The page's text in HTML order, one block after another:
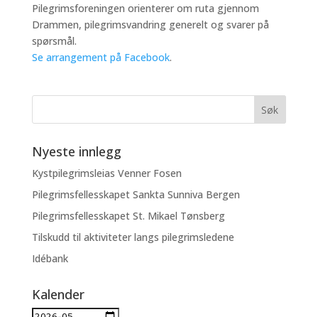
Pilegrimsforeningen orienterer om ruta gjennom
Drammen, pilegrimsvandring generelt og svarer på
spørsmål.
Se arrangement på Facebook.
Nyeste innlegg
Kystpilegrimsleias Venner Fosen
Pilegrimsfellesskapet Sankta Sunniva Bergen
Pilegrimsfellesskapet St. Mikael Tønsberg
Tilskudd til aktiviteter langs pilegrimsledene
Idébank
Kalender